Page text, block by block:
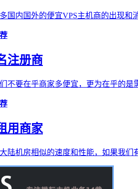
国内国外的便宜VPS主机商的出现
注册商
不要在乎商家多便宜，更为在乎的
用商家
陆机房相似的速度和性能，如果我